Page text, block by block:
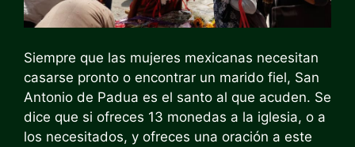
Siempre que las mujeres mexicanas necesitan
casarse pronto o encontrar un marido fiel, San
Antonio de Padua es el santo al que acuden. Se
dice que si ofreces 13 monedas a la iglesia, o a
los necesitados, y ofreces una oración a este